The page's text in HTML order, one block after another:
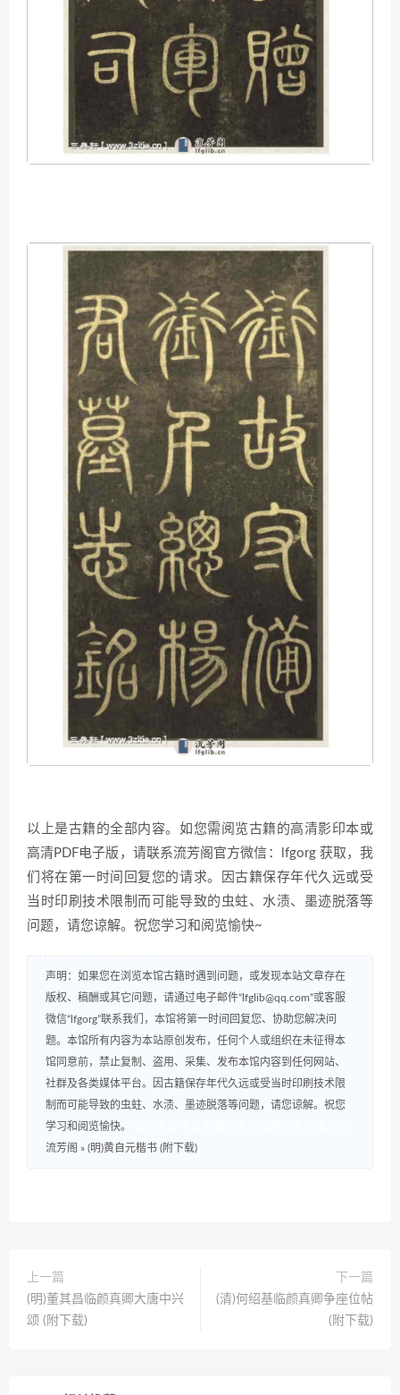
以上是古籍的全部内容。如您需阅览古籍的高清影印本或
高清PDF电子版，请联系流芳阁官方微信：lfgorg 获取，我
们将在第一时间回复您的请求。因古籍保存年代久远或受
当时印刷技术限制而可能导致的虫蛀、水渍、墨迹脱落等
问题，请您谅解。祝您学习和阅览愉快~
声明：如果您在浏览本馆古籍时遇到问题，或发现本站文章存在
版权、稿酬或其它问题，请通过电子邮件“lfglib@qq.com”或客服
微信“lfgorg”联系我们，本馆将第一时间回复您、协助您解决问
题。本馆所有内容为本站原创发布，任何个人或组织在未征得本
馆同意前，禁止复制、盗用、采集、发布本馆内容到任何网站、
社群及各类媒体平台。因古籍保存年代久远或受当时印刷技术限
制而可能导致的虫蛀、水渍、墨迹脱落等问题，请您谅解。祝您
学习和阅览愉快。
流芳阁 » (明)黄自元楷书 (附下载)
上一篇
(明)董其昌临颜真卿大唐中兴
颂 (附下载)
下一篇
(清)何绍基临颜真卿争座位帖
(附下载)